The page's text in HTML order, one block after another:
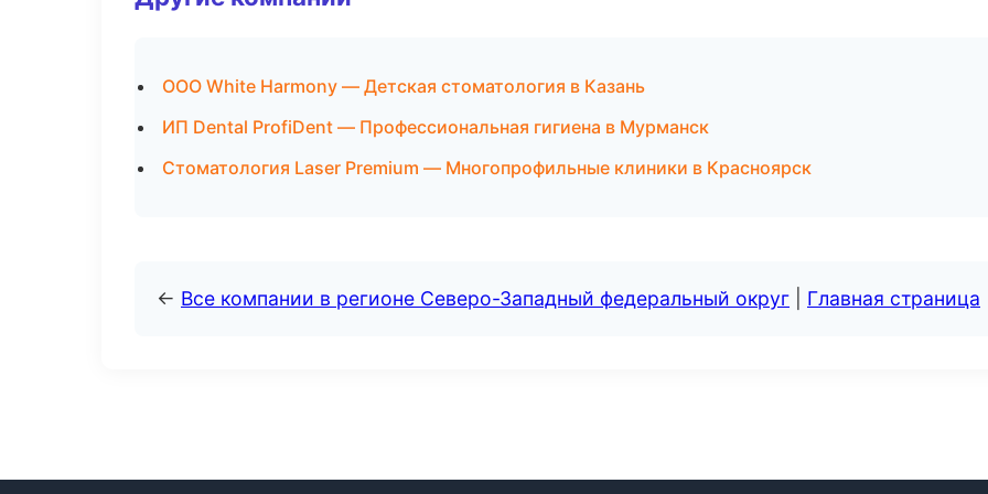
ООО White Harmony — Детская стоматология в Казань
ИП Dental ProfiDent — Профессиональная гигиена в Мурманск
Стоматология Laser Premium — Многопрофильные клиники в Красноярск
← Все компании в регионе Северо-Западный федеральный округ Главная страница